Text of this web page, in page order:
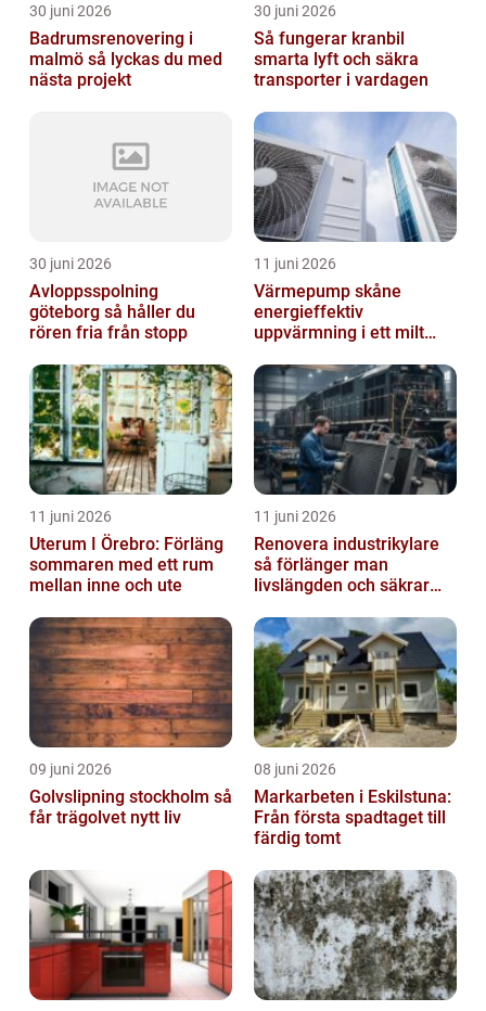
30 juni 2026
Badrumsrenovering i
malmö så lyckas du med
nästa projekt
30 juni 2026
Så fungerar kranbil
smarta lyft och säkra
transporter i vardagen
30 juni 2026
Avloppsspolning
göteborg så håller du
rören fria från stopp
11 juni 2026
Värmepump skåne
energieffektiv
uppvärmning i ett milt
11 juni 2026
Uterum I Örebro: Förläng
sommaren med ett rum
mellan inne och ute
11 juni 2026
Renovera industrikylare
så förlänger man
livslängden och säkrar
09 juni 2026
Golvslipning stockholm så
får trägolvet nytt liv
08 juni 2026
Markarbeten i Eskilstuna:
Från första spadtaget till
färdig tomt